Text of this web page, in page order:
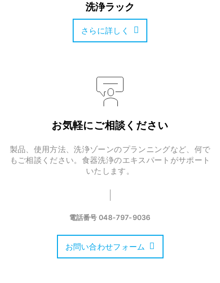
洗浄ラック
さらに詳しく
お気軽にご相談ください
製品、使用方法、洗浄ゾーンのプランニングなど、何で
もご相談ください。食器洗浄のエキスパートがサポート
いたします。
電話番号048-797-9036
お問い合わせフォーム